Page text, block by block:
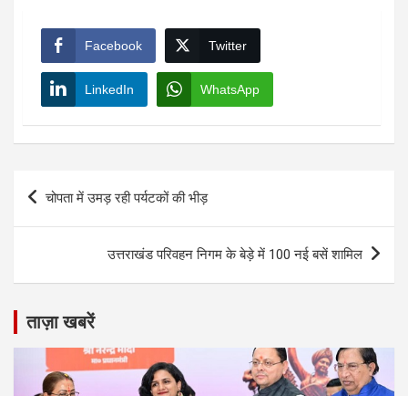
Facebook Twitter
LinkedIn WhatsApp
Post
navigation
चोपता में उमड़ रही पर्यटकों की भीड़
उत्तराखंड परिवहन निगम के बेड़े में 100 नई बसें शामिल
ताज़ा खबरें